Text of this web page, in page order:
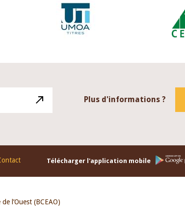
Plus d'informations ?
Télécharger l'application mobile
l’Ouest (BCEAO)